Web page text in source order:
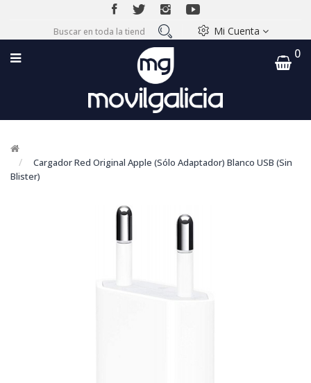
Mi Cuenta
0
Cargador Red Original Apple (Sólo Adaptador) Blanco USB (Sin
Blister)